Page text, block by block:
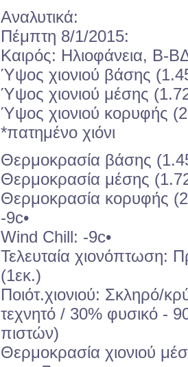
Αναλυτικά:
Πέμπτη 8/1/2015:
Καιρός: Ηλιοφάνεια, Β-
Ύψος χιονιού βάσης
Ύψος χιονιού μέσης
Ύψος χιονιού κορυφής
*πατημένο χιόνι
Θερμοκρασία βάσης
Θερμοκρασία μέσης
Θερμοκρασία κορυφής
-9c•
Wind Chill: -9c•
Τελευταία χιονόπτωση:
(1εκ.)
Ποιότ.χιονιού: Σκληρό/
τεχνητό / 30% φυσικό -
πιστών)
Θερμοκρασία χιονιού